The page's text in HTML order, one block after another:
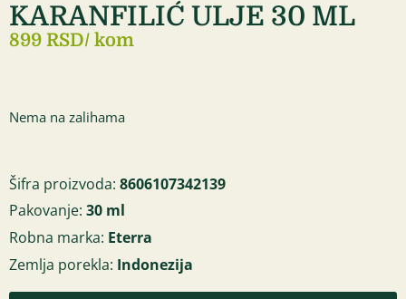
KARANFILIĆ ULJE 30 ML
899 RSD/ kom
Nema na zalihama
Šifra proizvoda: 8606107342139
Pakovanje: 30 ml
Robna marka: Eterra
Zemlja porekla: Indonezija